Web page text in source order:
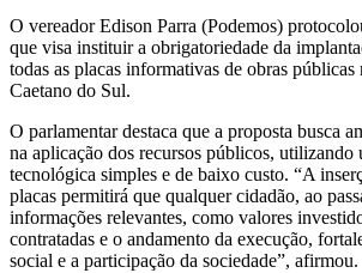
O vereador Edison Parra (Podemos)
que visa instituir a obrigatoriedade da
todas as placas informativas de obras públicas
Caetano do Sul.
O parlamentar destaca que a proposta busca
na aplicação dos recursos públicos, utilizando
tecnológica simples e de baixo custo. “A
placas permitirá que qualquer cidadão, ao
informações relevantes, como valores
contratadas e o andamento da execução,
social e a participação da sociedade”, afirmou.